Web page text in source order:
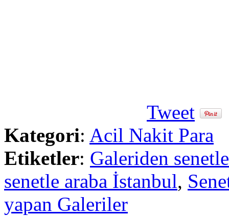
Tweet
Kategori: Acil Nakit Para
Etiketler: Galeriden
senetle araba İstanbul,
yapan Galeriler